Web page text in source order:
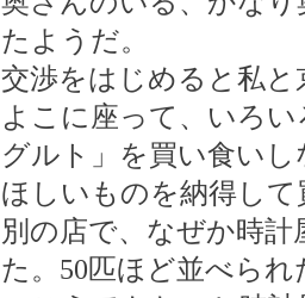
たようだ。
交渉をはじめると私
よこに座って、いろ
グルト」を買い食い
ほしいものを納得し
別の店で、なぜか時
た。50匹ほど並べら